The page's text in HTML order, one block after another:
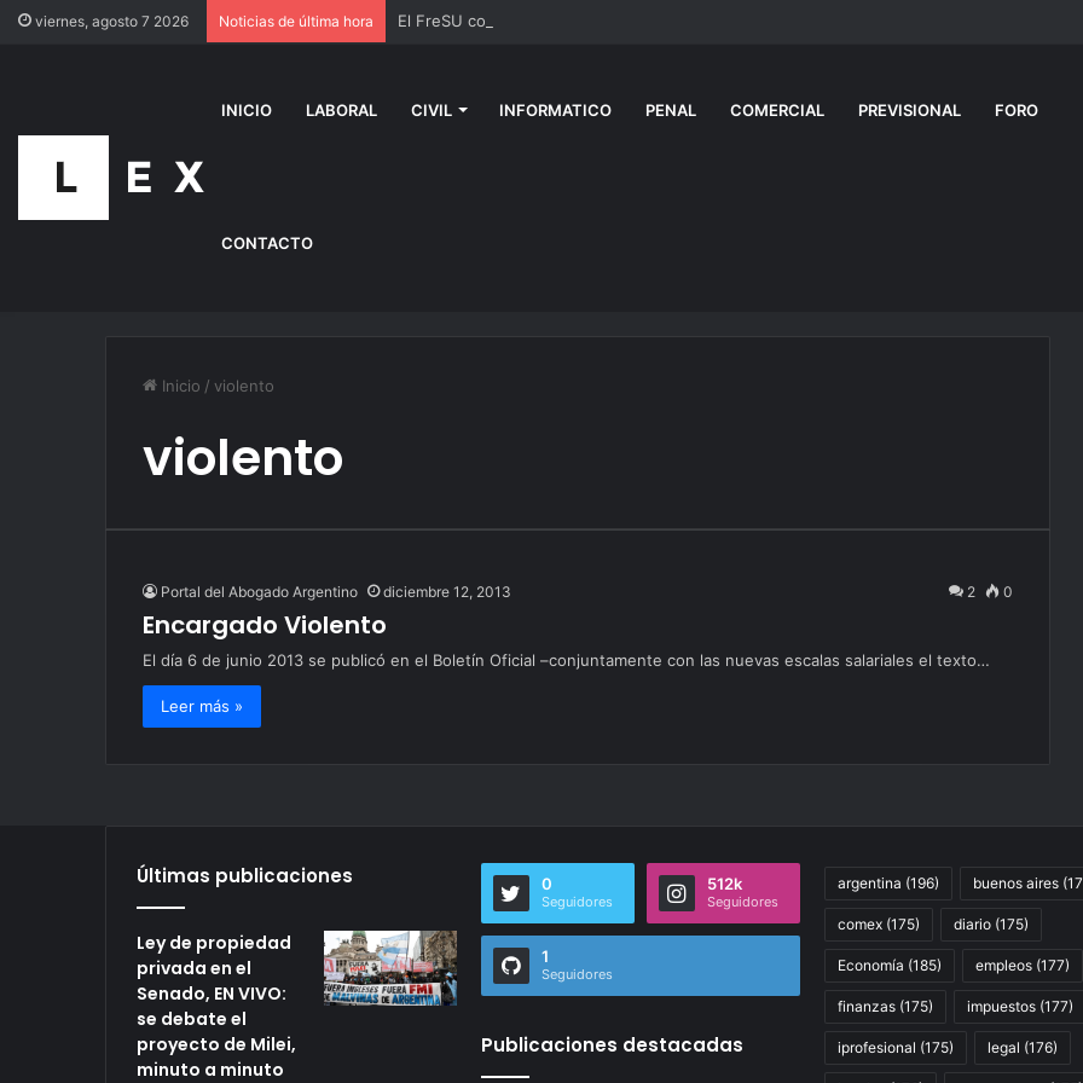
viernes, agosto 7 2026 Noticias de última hora
INICIO LABORAL CIVIL INFORMATICO PENAL COMERCIAL PREVISIONAL FORO
CONTACTO
Inicio / violento
violento
Portal del Abogado Argentino diciembre 12, 2013 2 0
Encargado Violento
El día 6 de junio 2013 se publicó en el Boletín Oficial –conjuntamente con las nuevas escalas salariales el texto…
Leer más »
Últimas publicaciones
Ley de propiedad
privada en el
Senado, EN VIVO:
se debate el
proyecto de Milei,
minuto a minuto
0
Seguidores
512k
Seguidores
1
Seguidores
Publicaciones destacadas
argentina (196) buenos aires
comex (175) diario (175)
Economía (185) empleos (177)
finanzas (175) impuestos (177)
iprofesional (175) legal (176)